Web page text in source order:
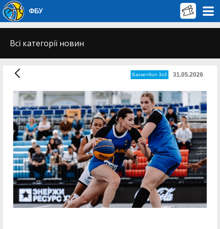
ФБУ
Всі категорії новин
Баскетбол 3х3 31.05.2026